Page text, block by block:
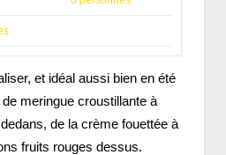
et idéal aussi bien en été
meringue croustillante à
de la crème fouettée à
fruits rouges dessus.